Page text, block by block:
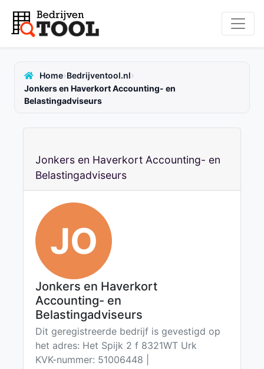
Home›Bedrijventool.nl›
Jonkers en Haverkort Accounting- en
Belastingadviseurs
Jonkers en Haverkort Accounting- en
Belastingadviseurs
JO
Jonkers en Haverkort
Accounting- en
Belastingadviseurs
Dit geregistreerde bedrijf is gevestigd op
het adres: Het Spijk 2 f 8321WT Urk
KVK-nummer: 51006448 |